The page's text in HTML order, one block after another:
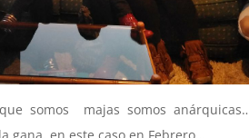
somos majas somos
gana, en este caso en Febrero…